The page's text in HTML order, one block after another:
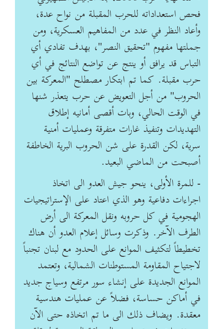
فحص استعداداته للحرب المقبلة من نواح عدة،
وأعاد النظر في عدد من المفاهيم العسكرية، ومن
جملتها مفهوم "تحقيق النصر"، بهدف تفادي أي
التباس قد يرافق أو ينتج عن تواضع النتائج في أي
حرب مقبلة. كما تم ابتكار مصطلح "المعركة بين
الحروب" من أجل التعويض عن حرب يتعذر شنها
في الوقت الحالي، وبات أقصى أمانيه إطلاق
التهديدات وتنفيذ غارات متفرقة وعمليات أمنية
سرية، لكن القدرة على شن الحروب البرية الخاطفة
أصبحت من الماضي البعيد.
- للمرة الأولى، ينحو جيش العدو الى اتخاذ
اجراءات دفاعية وهو الذي اعتاد على الإستراتيجيات
الهجومية في كل حروبه ونقل المعركة الى أرض
الطرف الآخر. وذكرت وسائل إعلام العدو أن هناك
تخطيطاً لتكثيف الموانع على الحدود مع لبنان تجنباً
لاجتياح المقاومة المستوطنات الشمالية، وتعتمد
الموانع الجديدة على إنشاء سور مرتفع وسياج جديد
في أماكن حساسة، فضلاً عن عمليات هندسية
معقدة. ويضاف ذلك الى ما تم اتخاذه حتى الآن